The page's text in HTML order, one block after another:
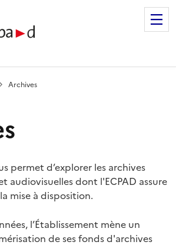
et de production
Archives
permet d’explorer les archives
audiovisuelles dont l'ECPAD assure
mise à disposition.
l’Établissement mène un
de ses fonds d'archives